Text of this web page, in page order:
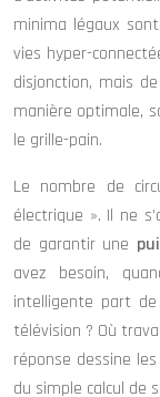
minima légaux
vies hyper-
disjonction, mais
manière optimale,
le grille-pain.
Le nombre de
électrique ». Il ne
de garantir une
avez besoin,
intelligente part
télévision ? Où
réponse dessine
du simple calcul de